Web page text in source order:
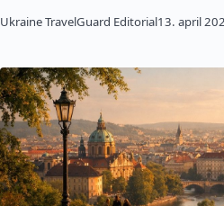
Ukraine TravelGuard Editorial13. april